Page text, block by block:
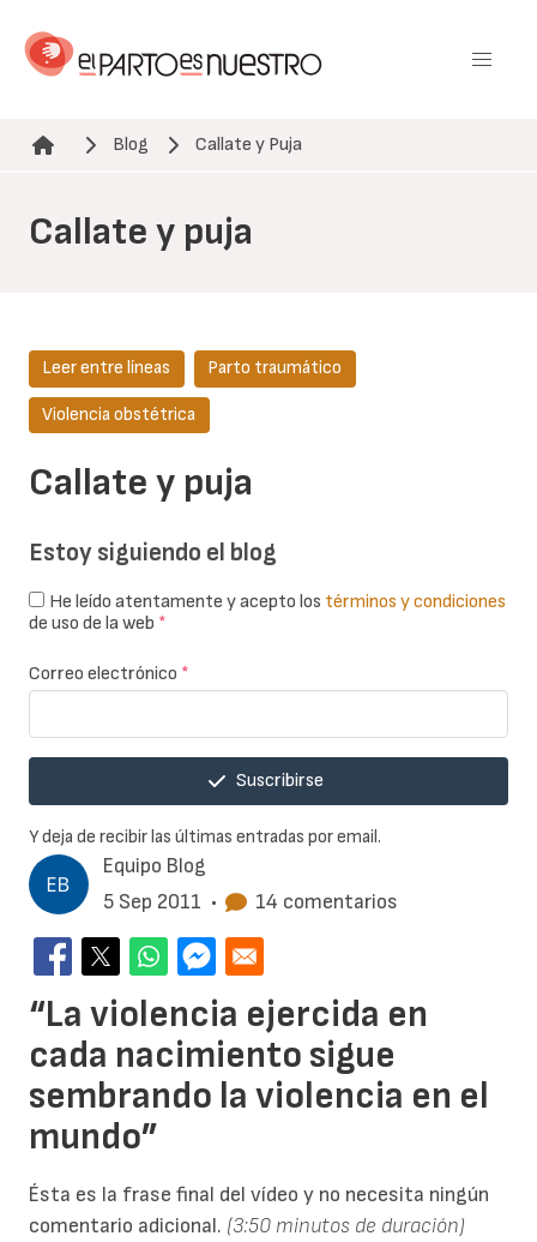
contenido
Ruta de navegación
Blog Callate y Puja
Callate y puja
Equipo Blog
5 Sep 2011 • 14 comentarios
Callate y puja
Leer entre líneas Parto traumático
Violencia obstétrica
“La violencia ejercida en
cada nacimiento sigue
sembrando la violencia en el
mundo”
Ésta es la frase final del vídeo y no necesita ningún
comentario adicional. (3:50 minutos de duración)
Estoy siguiendo el blog
He leído atentamente y acepto los términos y condiciones
de uso de la web *
Correo electrónico *
Suscribirse
Y deja de recibir las últimas entradas por email.